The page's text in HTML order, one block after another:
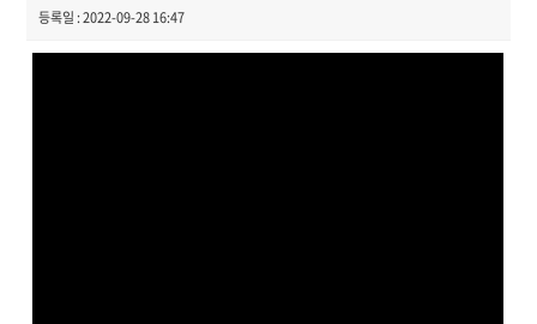
등록일 : 2022-09-28 16:47